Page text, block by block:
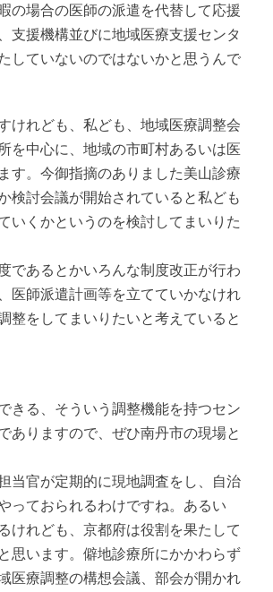
の場合の医師の派遣を代替して応援
支援機構並びに地域医療支援センタ
していないのではないかと思うんで
れども、私ども、地域医療調整会
を中心に、地域の市町村あるいは医
す。今御指摘のありました美山診療
検討会議が開始されていると私ども
いくかというのを検討してまいりた
であるとかいろんな制度改正が行わ
医師派遣計画等を立てていかなけれ
整をしてまいりたいと考えていると
る、そういう調整機能を持つセン
ありますので、ぜひ南丹市の現場と
当官が定期的に現地調査をし、自治
っておられるわけですね。あるい
けれども、京都府は役割を果たして
思います。僻地診療所にかかわらず
医療調整の構想会議、部会が開かれ